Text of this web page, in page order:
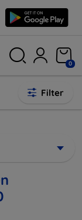
0
Filter